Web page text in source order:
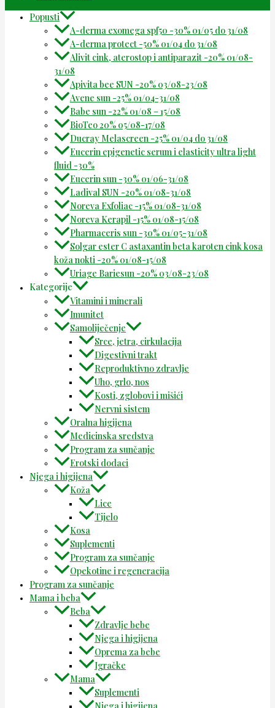
Popusti
A-derma exomega spf50 -30% 01/05 do 31/08
A-derma protect -50% 01/04 do 31/08
Alivit cink, aterostop i antiparazit -20% 01/08-
31/08
Apivita bee SUN -20% 03/08-23/08
Avene sun -25% 01/04-31/08
Babe sun -22% 01/08 – 15/08
BioTeo 20% 05/08-17/08
Ducray Melascreen -25% 01/04 do 31/08
Eucerin epigenetic serum i elasticity ultra light
fluid -30%
Eucerin sun -30% 01/06-31/08
Ladival SUN -20% 01/08-31/08
Noreva Exfoliac -15% 01/08-31/08
Noreva Kerapil -15% 01/08-15/08
Pharmaceris sun -30% 01/05-31/08
Solgar ester C astaxantin beta karoten cink kosa
koža nokti -20% 01/08-15/08
Uriage Bariesun -20% 03/08-23/08
Kategorije
Vitamini i minerali
Imunitet
Samoliječenje
Srce, jetra, cirkulacija
Digestivni trakt
Reproduktivno zdravlje
Uho, grlo, nos
Kosti, zglobovi i mišići
Nervni sistem
Oralna higijena
Medicinska sredstva
Program za sunčanje
Erotski dodaci
Njega i higijena
Koža
Lice
Tijelo
Kosa
Suplementi
Program za sunčanje
Opekotine i regeneracija
Program za sunčanje
Mama i beba
Beba
Zdravlje bebe
Njega i higijena
Oprema za bebe
Igračke
Mama
Suplementi